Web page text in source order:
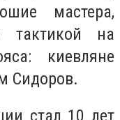
мастера,
тактикой на
киевляне
Сидоров.
стал 10 лет